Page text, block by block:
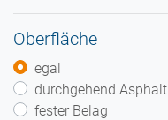
Oberfläche
egal
durchgehend Asphalt
fester Belag